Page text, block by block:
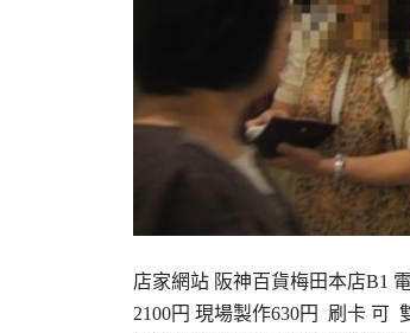
店家網站 阪神百貨梅田本店B1
2100円 現場製作630円 刷卡 可